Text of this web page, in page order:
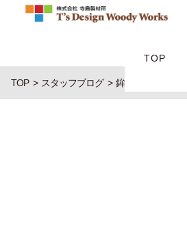
TOP
TOP スタッフブログ 鉾田市のメロン